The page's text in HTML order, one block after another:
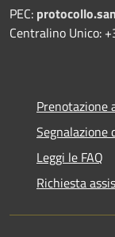
PEC:
Centralino Unico:
Prenotazione
Segnalazione
Leggi le FAQ
Richiesta